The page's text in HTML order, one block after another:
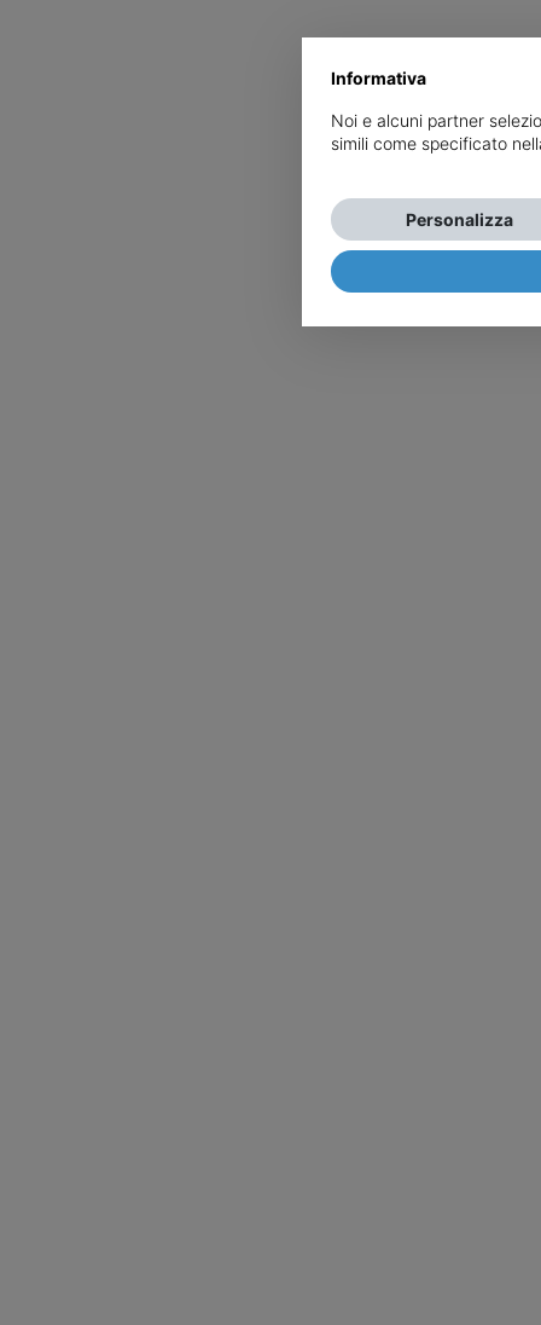
Informativa
Noi e alcuni partner
simili come specificato
Personalizza